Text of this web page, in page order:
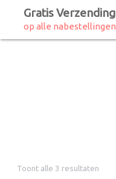
Gratis Verzending
op alle nabestellingen
Toont alle 3 resultaten